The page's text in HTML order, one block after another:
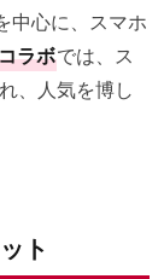
中心に、スマホ
ラボでは、ス
、人気を博し
ト